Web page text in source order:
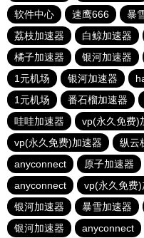
软件中心
速鹰666 暴
荔枝加速器
白鲸加速器
橘子加速器
银河加速器
1元机场
银河加速器
1元机场
番石榴加速器
哇哇加速器
vp(永久免费)
vp(永久免费)加速器
纵云
anyconnect
原子加速器
anyconnect
vp(永久免费)
银河加速器
暴雪加速器
银河加速器
anyconnect